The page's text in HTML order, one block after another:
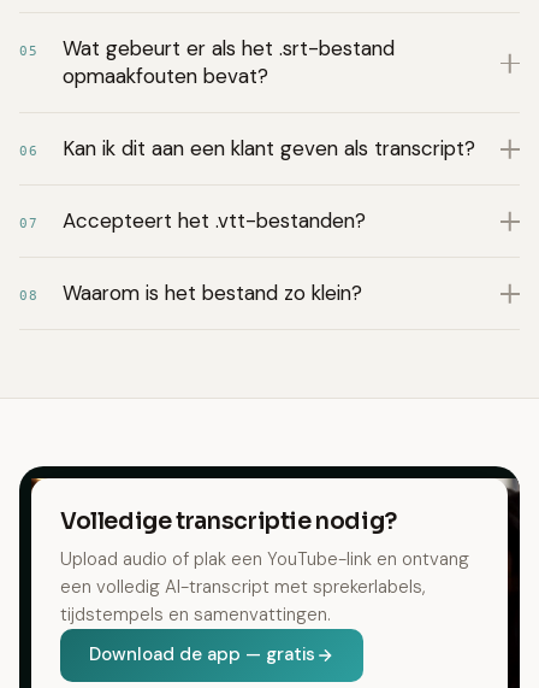
05
Wat gebeurt er als het .srt-bestand
opmaakfouten bevat?
06 Kan ik dit aan een klant geven als transcript?
07 Accepteert het .vtt-bestanden?
08 Waarom is het bestand zo klein?
Volledige transcriptie nodig?
Upload audio of plak een YouTube-link en ontvang
een volledig AI-transcript met sprekerlabels,
tijdstempels en samenvattingen.
Download de app — gratis